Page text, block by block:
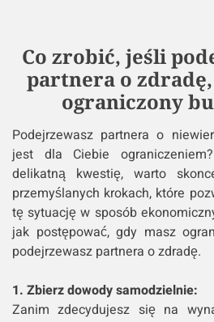
Co zrobić, jeśli
partnera o
ograniczony
Podejrzewasz partnera o
jest dla Ciebie
delikatną kwestię, warto
przemyślanych krokach, które
tę sytuację w sposób
jak postępować, gdy masz
podejrzewasz partnera o zdradę.
1. Zbierz dowody samodzielnie:
Zanim zdecydujesz się na